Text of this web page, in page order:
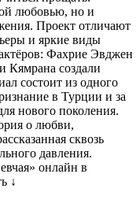
любовью, но и
Проект отличают
и яркие виды
Фахрие Эвджен
Кямрана создали
состоит из одного
в Турции и за
нового поколения.
о любви,
сквозь
давления.
онлайн в
↓